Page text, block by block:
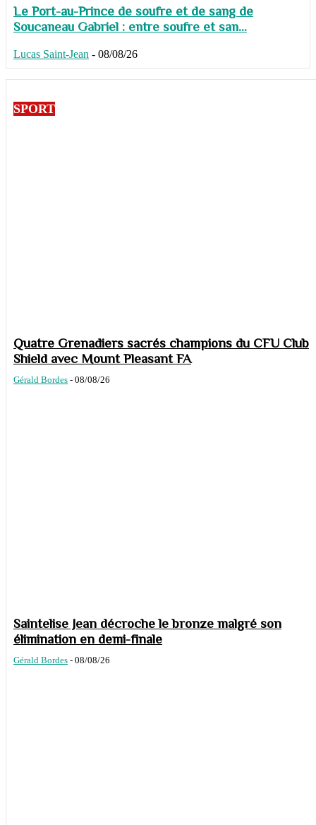
Le Port-au-Prince de soufre et de sang de
Soucaneau Gabriel : entre soufre et san...
Lucas Saint-Jean - 08/08/26
SPORT
Quatre Grenadiers sacrés champions du CFU Club
Shield avec Mount Pleasant FA
Gérald Bordes - 08/08/26
Saintelise Jean décroche le bronze malgré son
élimination en demi-finale
Gérald Bordes - 08/08/26